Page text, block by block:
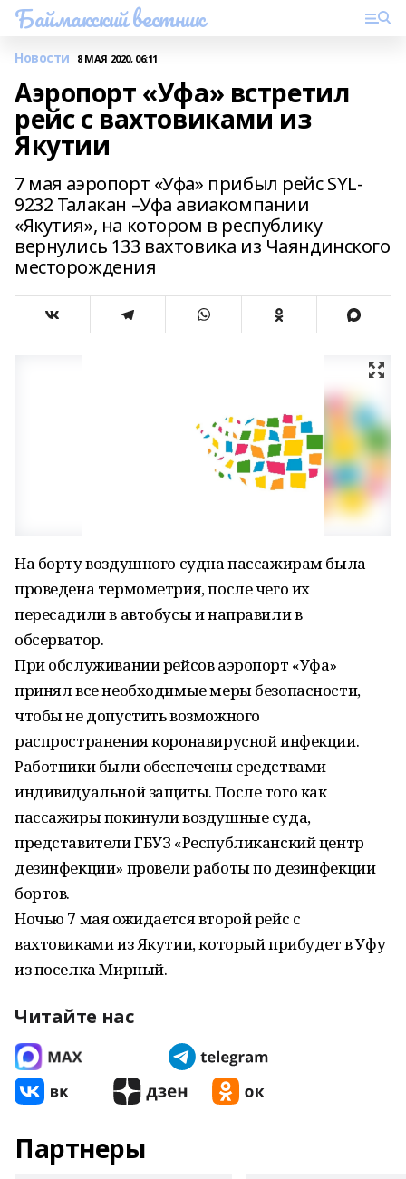
Баймакский вестник
Новости 8 МАЯ 2020, 06:11
Аэропорт «Уфа» встретил
рейс с вахтовиками из
Якутии
7 мая аэропорт «Уфа» прибыл рейс SYL-
9232 Талакан –Уфа авиакомпании
«Якутия», на котором в республику
вернулись 133 вахтовика из Чаяндинского
месторождения
На борту воздушного судна пассажирам была
проведена термометрия, после чего их
пересадили в автобусы и направили в
обсерватор.
При обслуживании рейсов аэропорт «Уфа»
принял все необходимые меры безопасности,
чтобы не допустить возможного
распространения коронавирусной инфекции.
Работники были обеспечены средствами
индивидуальной защиты. После того как
пассажиры покинули воздушные суда,
представители ГБУЗ «Республиканский центр
дезинфекции» провели работы по дезинфекции
бортов.
Ночью 7 мая ожидается второй рейс с
вахтовиками из Якутии, который прибудет в Уфу
из поселка Мирный.
Читайте нас
Партнеры